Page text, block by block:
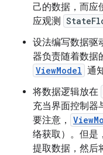
己的数据，而应
应观测
设法编写数据驱
器负责随着数据
ViewModel 通
将数据逻辑放在
充当界面控制器
要注意，
络获取）。但是，
提取数据，然后